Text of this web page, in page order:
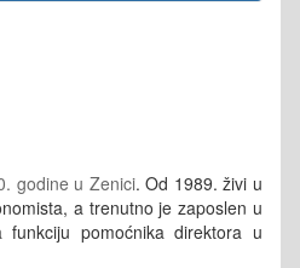
godine u Zenici. Od 1989. živi u
a trenutno je zaposlen u
funkciju pomoćnika direktora u